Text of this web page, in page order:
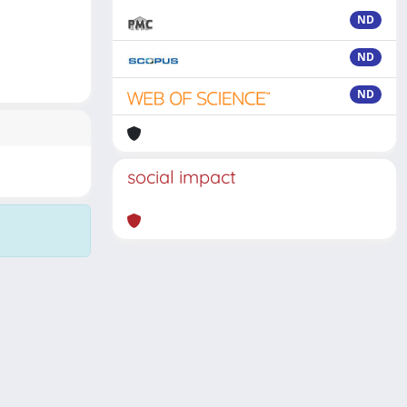
ND
ND
ND
social impact